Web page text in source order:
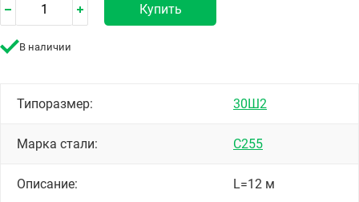
Купить
В наличии
Типоразмер: 30Ш2
Марка стали: С255
Описание: L=12 м